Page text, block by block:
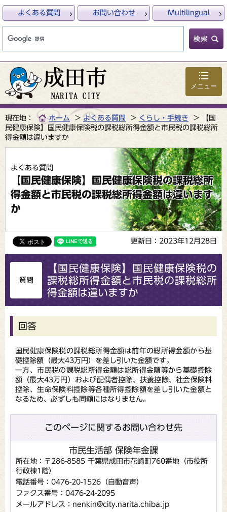
メニュー
よくある質問 お問い合わせ Multilingual
現在地： ホーム よくある質問 くらし・手続き
【国
民健康保険】国民健康保険税の課税総所得金額と市民税の課税総所
得金額は違いますか
よくある質問
【国民健康保険】国民健康保険税の課税総所
得金額と市民税の課税総所得金額は違います
か
更新日：2023年12月28日
質問
【国民健康保険】国民健康保険税の
課税総所得金額と市民税の課税総所
得金額は違いますか
回答
国民健康保険税の課税総所得金額は前年の総所得金額から基
礎控除額（最大43万円）を差し引いた金額です。
一方、市民税の課税総所得金額は総所得金額等から基礎控除
額（最大43万円）および配偶者控除、扶養控除、社会保険料
控除、生命保険料控除等各種所得控除額を差し引いた金額と
なるため、必ずしも同額にはなりません。
このページに関するお問い合わせ先
市民生活部 保険年金課
所在地：〒286-8585 千葉県成田市花崎町760番地（市役所
行政棟1階）
電話番号：0476-20-1526（自動音声）
ファクス番号：0476-24-2095
メールアドレス：nenkin@city.narita.chiba.jp